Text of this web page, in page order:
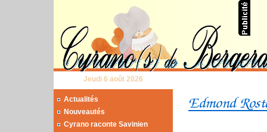
Jeudi 6 août 2026
Actualités
Nouveautés
Cyrano raconte Savinien